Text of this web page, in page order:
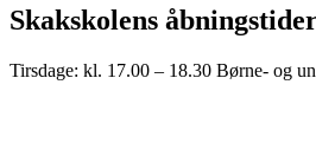
Skakskolens
Tirsdage: kl. 17.00 – 18.30 Børne- og